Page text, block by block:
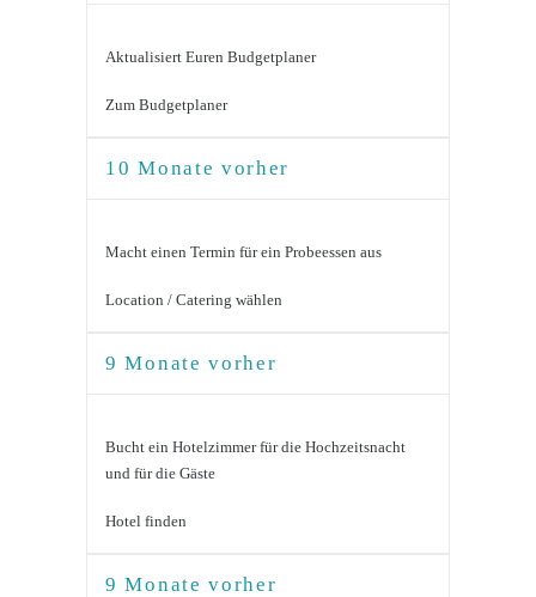
Aktualisiert Euren Budgetplaner
Zum Budgetplaner
10 Monate vorher
Macht einen Termin für ein Probeessen aus
Location / Catering wählen
9 Monate vorher
Bucht ein Hotelzimmer für die Hochzeitsnacht
und für die Gäste
Hotel finden
9 Monate vorher